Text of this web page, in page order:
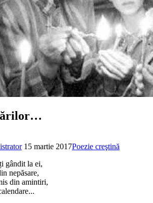
15 martie 2017Poezie creştină
gândit la ei,
nepăsare,
din amintiri,